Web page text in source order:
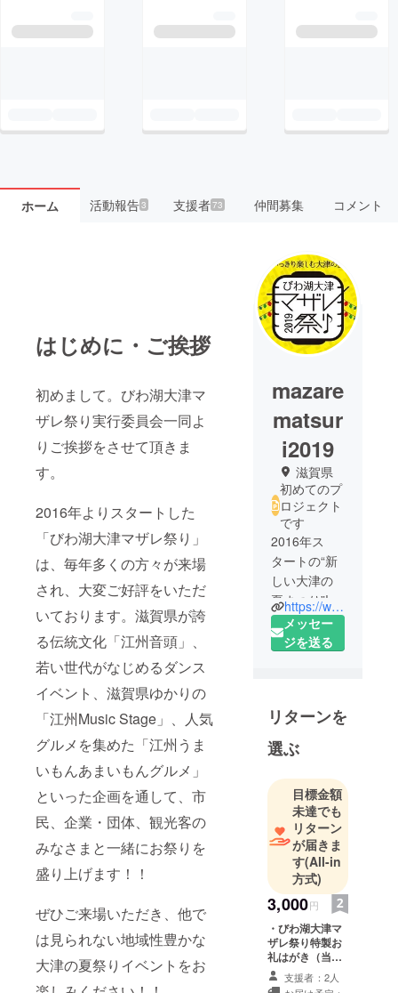
ホーム 活動報告3 支援者73 仲間募集 コメント
はじめに・ご挨拶
初めまして。びわ湖大津マ
ザレ祭り実行委員会一同よ
りご挨拶をさせて頂きま
す。
2016年よりスタートした
「びわ湖大津マザレ祭り」
は、毎年多くの方々が来場
され、大変ご好評をいただ
いております。滋賀県が誇
る伝統文化「江州音頭」、
若い世代がなじめるダンス
イベント、滋賀県ゆかりの
「江州Music Stage」、人気
グルメを集めた「江州うま
いもんあまいもんグルメ」
といった企画を通して、市
民、企業・団体、観光客の
みなさまと一緒にお祭りを
盛り上げます！！
ぜひご来場いただき、他で
は見られない地域性豊かな
大津の夏祭りイベントをお
mazare
matsur
i2019
滋賀県
初めてのプ
ロジェクト
です
2016年ス
タートの“新
しい大津の
夏まつり”!
滋賀発祥
「江州音
らの新しい
江州文化を
全国へ発信
しよう!
びわ湖大津
マザレ祭り
は、江州音
頭の次代へ
の継承と、
滋賀・大津
の若い力を
テーマにし
た2016年か
ら始まった
https://www.otsu-mazare-matsuri.com/
メッセー
ジを送る
リターンを
選ぶ
目標金額
未達でも
リターン
が届きま
す(All-in
方式)
3,000円
・びわ湖大津マ
ザレ祭り特製お
礼はがき（当日
グルメチケット
600円分の引換
支援者：2人